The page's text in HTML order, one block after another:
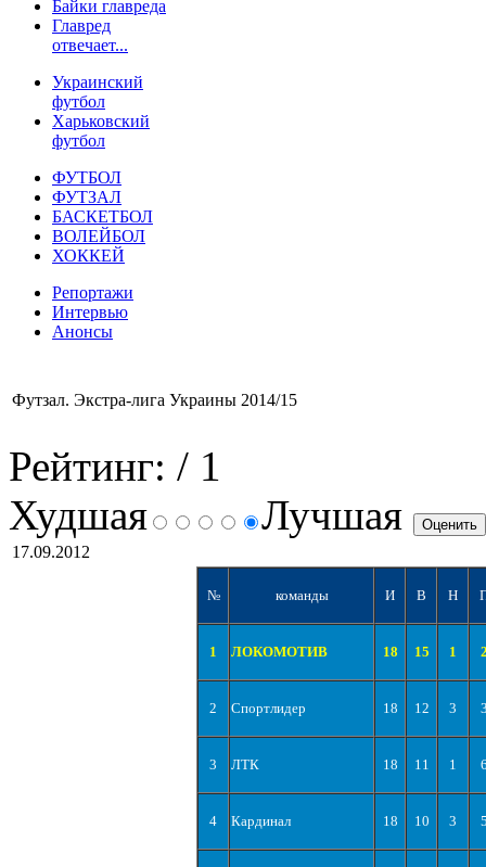
Байки главреда
Главред
отвечает...
Украинский
футбол
Харьковский
футбол
ФУТБОЛ
ФУТЗАЛ
БАСКЕТБОЛ
ВОЛЕЙБОЛ
ХОККЕЙ
Репортажи
Интервью
Анонсы
Футзал. Экстра-лига Украины 2014/15
Рейтинг: / 1
Худшая
Лучшая
17.09.2012
№ команды И В Н
1 ЛОКОМОТИВ 18 15 1
2 Спортлидер 18 12 3
3 ЛТК 18 11 1
4 Кардинал 18 10 3